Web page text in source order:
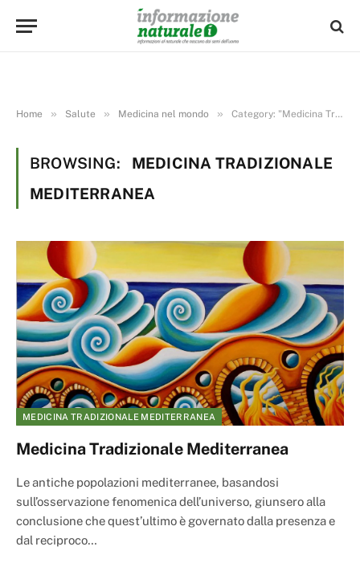
Home » Salute » Medicina nel mondo » Category: "Medicina Tradizionale Mediterranea"
BROWSING:
MEDICINA TRADIZIONALE
MEDITERRANEA
MEDICINA TRADIZIONALE MEDITERRANEA
Medicina Tradizionale Mediterranea
Le antiche popolazioni mediterranee, basandosi
sull’osservazione fenomenica dell’universo, giunsero alla
conclusione che quest’ultimo è governato dalla presenza e
dal reciproco…